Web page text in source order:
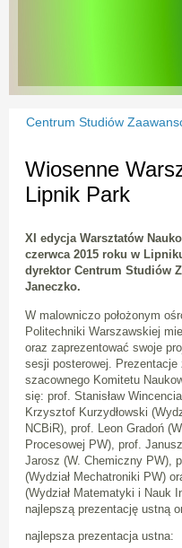
Centrum Studiów
Wiosenne
Lipnik Park
XI edycja Warsztatów
czerwca 2015 roku w
dyrektor Centrum Studiów
Janeczko.
W malowniczo położonym
Politechniki Warszawskiej
oraz zaprezentować swoje
sesji posterowej. Prezentacje
szacownego Komitetu
się: prof. Stanisław
Krzysztof Kurzydłowski
NCBiR), prof. Leon Gradoń
Procesowej PW), prof.
Jarosz (W. Chemiczny PW),
(Wydział Mechatroniki PW)
(Wydział Matematyki i Nauk
najlepszą prezentację ustną
najlepsza prezentacja ustna: